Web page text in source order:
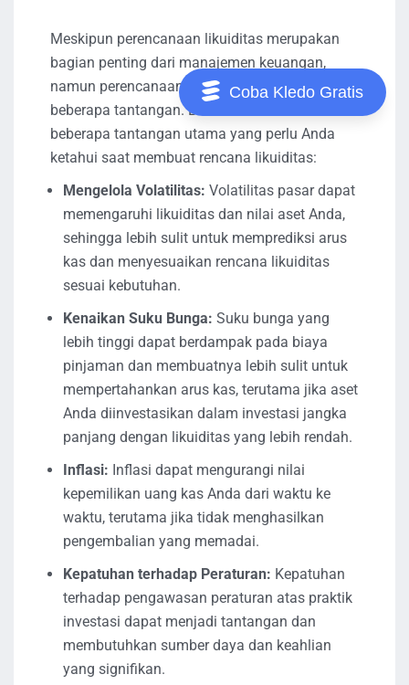
Meskipun perencanaan likuiditas merupakan
bagian penting dari manajemen keuangan,
namun perencanaan likuiditas juga memiliki
beberapa tantangan. Berikut ini adalah
beberapa tantangan utama yang perlu Anda
ketahui saat membuat rencana likuiditas:
Mengelola Volatilitas: Volatilitas pasar dapat
memengaruhi likuiditas dan nilai aset Anda,
sehingga lebih sulit untuk memprediksi arus
kas dan menyesuaikan rencana likuiditas
sesuai kebutuhan.
Kenaikan Suku Bunga: Suku bunga yang
lebih tinggi dapat berdampak pada biaya
pinjaman dan membuatnya lebih sulit untuk
mempertahankan arus kas, terutama jika aset
Anda diinvestasikan dalam investasi jangka
panjang dengan likuiditas yang lebih rendah.
Inflasi: Inflasi dapat mengurangi nilai
kepemilikan uang kas Anda dari waktu ke
waktu, terutama jika tidak menghasilkan
pengembalian yang memadai.
Kepatuhan terhadap Peraturan: Kepatuhan
terhadap pengawasan peraturan atas praktik
investasi dapat menjadi tantangan dan
membutuhkan sumber daya dan keahlian
yang signifikan.
Coba Kledo Gratis